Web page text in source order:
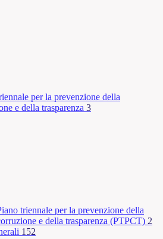
per la prevenzione della
e della trasparenza 3
triennale per la prevenzione della
e della trasparenza (PTPCT) 2
152